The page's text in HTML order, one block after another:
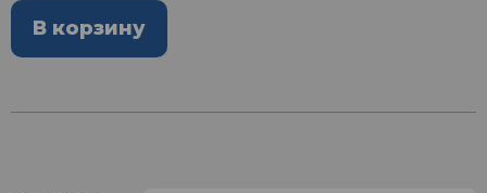
В корзину